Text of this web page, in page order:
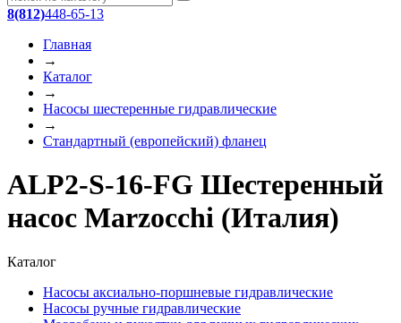
8(812)448-65-13
Главная
→
Каталог
→
Насосы шестеренные гидравлические
→
Стандартный (европейский) фланец
ALP2-S-16-FG Шестеренный
насос Marzocchi (Италия)
Каталог
Насосы аксиально-поршневые гидравлические
Насосы ручные гидравлические